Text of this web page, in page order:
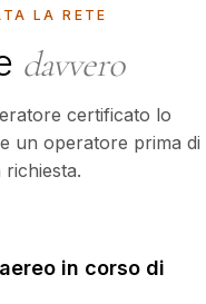
LA RETE
davvero
certificato lo
un operatore prima di
in corso di